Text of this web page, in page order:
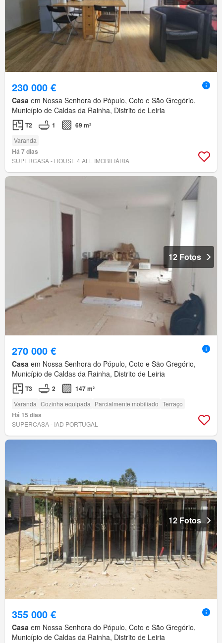
230 000 €
Casa em Nossa Senhora do Pópulo, Coto e São Gregório,
Município de Caldas da Rainha, Distrito de Leiria
T2 1 69 m²
Varanda
Há 7 dias
SUPERCASA - HOUSE 4 ALL IMOBILIÁRIA
12 Fotos
270 000 €
Casa em Nossa Senhora do Pópulo, Coto e São Gregório,
Município de Caldas da Rainha, Distrito de Leiria
T3 2 147 m²
Varanda Cozinha equipada Parcialmente mobiliado Terraço
Há 15 dias
SUPERCASA - IAD PORTUGAL
12 Fotos
355 000 €
Casa em Nossa Senhora do Pópulo, Coto e São Gregório,
Município de Caldas da Rainha, Distrito de Leiria